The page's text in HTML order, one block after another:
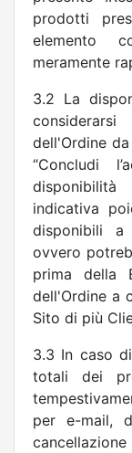
prodotti
elemento
meramente
3.2 La
dell'Ordine
“Concludi
indicativa
disponibili a
ovvero
prima della
dell'Ordine a
Sito di più
3.3 In caso
totali dei
per e-mail,